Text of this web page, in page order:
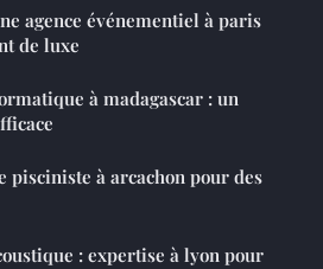
agence événementiel à paris
de luxe
à madagascar : un
pisciniste à arcachon pour des
: expertise à lyon pour